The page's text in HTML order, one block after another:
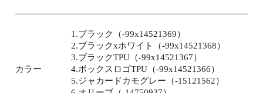
カラー
1.ブラック（-99x14521369）
2.ブラックxホワイト（-99x14521368）
3.ブラックTPU（-99x14521367）
4.ボックスロゴTPU（-99x14521366）
5.ジャカードカモグレー（-15121562）